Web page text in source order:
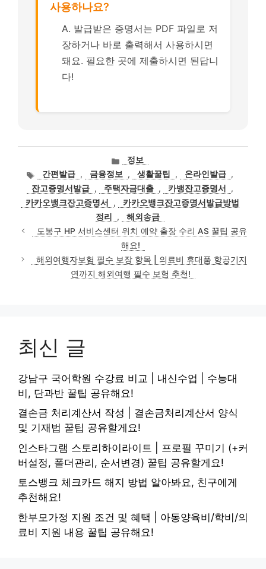
사용하나요?
A. 발급받은 증명서는 PDF 파일로 저
장하거나 바로 출력해서 사용하시면
돼요. 필요한 곳에 제출하시면 된답니
다!
카
고
리
정보
태
그
간편발급 , 금융정보 , 생활꿀팁 , 온라인발급 ,
잔고증명서발급 , 주택자금대출 , 카뱅잔고증명서
,
카카오뱅크잔고증명서
,
카카오뱅크잔고증명서발급방법
정리
,
해외송금
도봉구 HP 서비스센터 위치 예약 출장 수리 AS 꿀팁 공유
해요!
해외여행자보험 필수 보장 항목 | 의료비 휴대품 항공기지
연까지 해외여행 필수 보험 추천!
최신 글
강남구 국어학원 수강료 비교 | 내신수업 | 수능대
비, 단과반 꿀팁 공유해요!
결손금 처리계산서 작성 | 결손금처리계산서 양식
및 기재법 꿀팁 공유할게요!
인스타그램 스토리하이라이트 | 프로필 꾸미기 (+커
버설정, 폴더관리, 순서변경) 꿀팁 공유할게요!
토스뱅크 체크카드 해지 방법 알아봐요, 친구에게
추천해요!
한부모가정 지원 조건 및 혜택 | 아동양육비/학비/의
료비 지원 내용 꿀팁 공유해요!